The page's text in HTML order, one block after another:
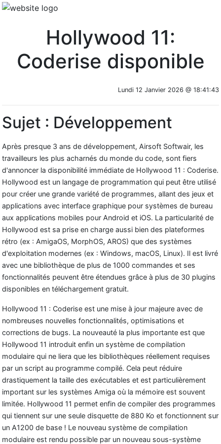
Hollywood 11:
Coderise disponible
Lundi 12 Janvier 2026 @ 18:41:43
Sujet : Développement
Après presque 3 ans de développement, Airsoft Softwair, les
travailleurs les plus acharnés du monde du code, sont fiers
d'annoncer la disponibilité immédiate de Hollywood 11 : Coderise.
Hollywood est un langage de programmation qui peut être utilisé
pour créer une grande variété de programmes, allant des jeux et
applications avec interface graphique pour systèmes de bureau
aux applications mobiles pour Android et iOS. La particularité de
Hollywood est sa prise en charge aussi bien des plateformes
rétro (ex : AmigaOS, MorphOS, AROS) que des systèmes
d'exploitation modernes (ex : Windows, macOS, Linux). Il est livré
avec une bibliothèque de plus de 1000 commandes et ses
fonctionnalités peuvent être étendues grâce à plus de 30 plugins
disponibles en téléchargement gratuit.
Hollywood 11 : Coderise est une mise à jour majeure avec de
nombreuses nouvelles fonctionnalités, optimisations et
corrections de bugs. La nouveauté la plus importante est que
Hollywood 11 introduit enfin un système de compilation
modulaire qui ne liera que les bibliothèques réellement requises
par un script au programme compilé. Cela peut réduire
drastiquement la taille des exécutables et est particulièrement
important sur les systèmes Amiga où la mémoire est souvent
limitée. Hollywood 11 permet enfin de compiler des programmes
qui tiennent sur une seule disquette de 880 Ko et fonctionnent sur
un A1200 de base ! Le nouveau système de compilation
modulaire est rendu possible par un nouveau sous-système